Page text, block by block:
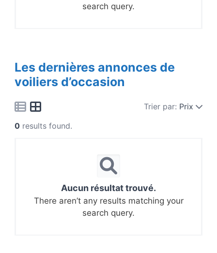
search query.
Les dernières annonces de
voiliers d’occasion
Trier par: Prix
0 results found.
Aucun résultat trouvé.
There aren’t any results matching your
search query.